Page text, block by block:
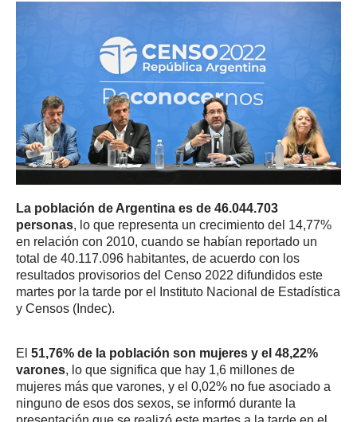
La población de Argentina es de 46.044.703
personas, lo que representa un crecimiento del 14,77%
en relación con 2010, cuando se habían reportado un
total de 40.117.096 habitantes, de acuerdo con los
resultados provisorios del Censo 2022 difundidos este
martes por la tarde por el Instituto Nacional de Estadística
y Censos (Indec).
El 51,76% de la población son mujeres y el 48,22%
varones, lo que significa que hay 1,6 millones de
mujeres más que varones, y el 0,02% no fue asociado a
ninguno de esos dos sexos, se informó durante la